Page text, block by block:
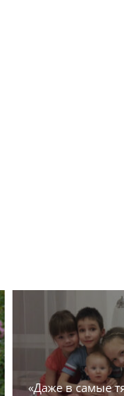
«Даже в самые